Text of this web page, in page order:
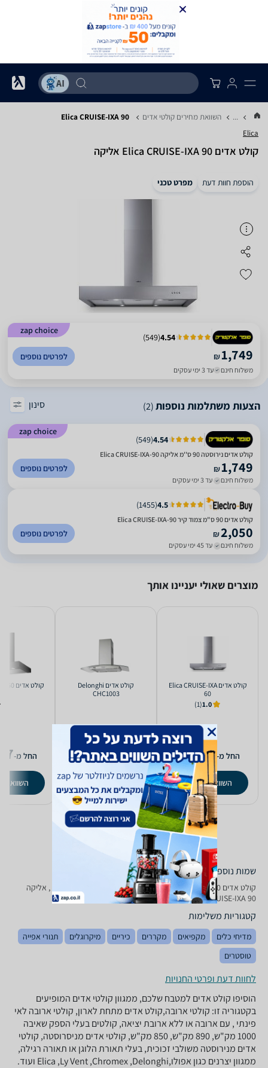
... השוואת מחירים קולטי אדים Elica CRUISE-IXA 90
Elica
קולט אדים Elica CRUISE-IXA 90 אליקה
הוספת חוות דעת מפרט טכני
zap choice
4.54
(
549
)
₪1,749
משלוח חינם עד 3 ימי עסקים
לפרטים נוספים
הצעות משתלמות נוספות(2) סינון
zap choice
4.54
(
549
)
קולט אדים נירוסטה 90 ס''מ אליקה Elica CRUISE-IXA-90
₪1,749
משלוח חינם עד 3 ימי עסקים
לפרטים נוספים
4.5
(
1455
)
קולט אדים 90 ס"מ צמוד קיר Elica CRUISE-IXA-90
₪2,050
משלוח חינם עד 45 ימי עסקים
לפרטים נוספים
מוצרים שאולי יעניינו אותך
קולט אדים Elica CRUISE-IXA
60
1.0
(1)
החל מ-1,647
₪
השוואת מחירים
קולט אדים Delonghi
CHC1003
החל מ-2,908
₪
השוואת מחירים
קולט אדים Elica LOL-BL/A60
החל מ-
השוואת
שמות נוספים לדגם
קולט אדים Elica CRUISE - IXA 90 אליקה, CRUISE-IXA 90 אליקה , אליקה
CRUISE-IXA 90
קטגוריות משלימות
מדיחי כלים מקפיאים מקררים כיריים מיקרוגלים
תנורי אפייה
טוסטרים
לחוות דעת ופרטי החנויות
הוסיפו קולט אדים למטבח שלכם, ממגוון קולטי אדים המופיעים
בקטגוריה זו: קולטי ארובה,קולט אדים מתחת לארון, קולטי ארובה לאי
פינתי , עם ארובה או ללא ארובת יציאה, קולטים בעלי הספק שאיבה
1000 מק"ש, 890 מק"ש, 850 מק"ש, קולטי אדים מניסרוסטה, קולטי
אדים מנירוסטה משולבי זכוכית, בעלי תאורת הלוגן או תאורה רגילה,
ממגוון יצרנים כגון אפולו,Elica ,Ly Vent ,Chromex ,Delonghi ועוד.